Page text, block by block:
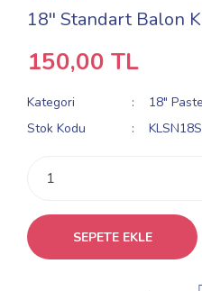
18'' Standart Balon
150,00 TL
Kategori
18"
Stok Kodu
SEPETE EKLE